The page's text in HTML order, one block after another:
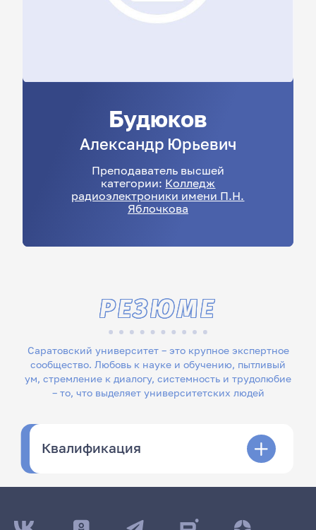
Будюков
Александр Юрьевич
Преподаватель высшей
категории: Колледж
радиоэлектроники имени П.Н.
Яблочкова
Саратовский университет – это крупное экспертное
сообщество. Любовь к науке и обучению, пытливый
ум, стремление к диалогу, системность и трудолюбие
– то, что выделяет университетских людей
РЕЗЮМЕ
Квалификация